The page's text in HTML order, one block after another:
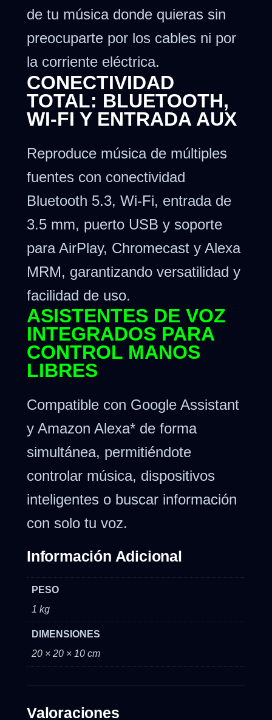
de tu música donde quieras sin
preocuparte por los cables ni por
la corriente eléctrica.
CONECTIVIDAD
TOTAL: BLUETOOTH,
WI-FI Y ENTRADA AUX
Reproduce música de múltiples
fuentes con conectividad
Bluetooth 5.3, Wi-Fi, entrada de
3.5 mm, puerto USB y soporte
para AirPlay, Chromecast y Alexa
MRM, garantizando versatilidad y
facilidad de uso.
ASISTENTES DE VOZ
INTEGRADOS PARA
CONTROL MANOS
LIBRES
Compatible con Google Assistant
y Amazon Alexa* de forma
simultánea, permitiéndote
controlar música, dispositivos
inteligentes o buscar información
con solo tu voz.
Información Adicional
PESO
1 kg
DIMENSIONES
20 × 20 × 10 cm
Valoraciones